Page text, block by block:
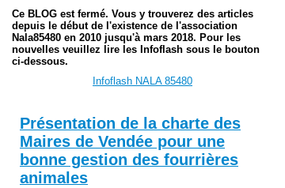
Ce BLOG est fermé. Vous y trouverez des articles
depuis le début de l'existence de l'association
Nala85480 en 2010 jusqu'à mars 2018. Pour les
nouvelles veuillez lire les Infoflash sous le bouton
ci-dessous.
Infoflash NALA 85480
Présentation de la charte des
Maires de Vendée pour une
bonne gestion des fourrières
animales